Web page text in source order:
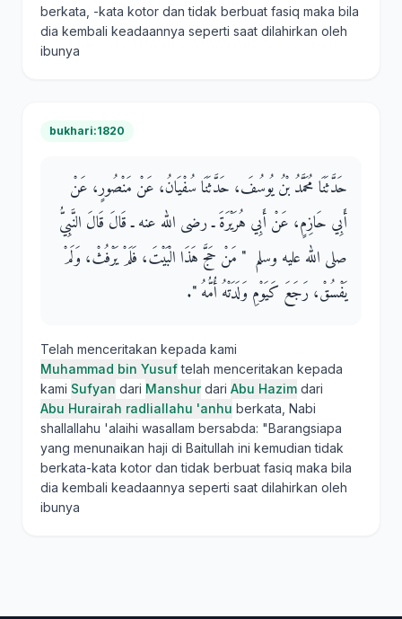
berkata, -kata kotor dan tidak berbuat fasiq maka bila
dia kembali keadaannya seperti saat dilahirkan oleh
ibunya
bukhari:1820
حَدَّثَنَا مُحَمَّدُ بْنُ يُوسُفَ، حَدَّثَنَا سُفْيَانُ، عَنْ مَنْصُورٍ، عَنْ
أَبِي حَازِمٍ، عَنْ أَبِي هُرَيْرَةَ ـ رضى الله عنه ـ قَالَ قَالَ النَّبِيُّ
صلى الله عليه وسلم ‏ "‏ مَنْ حَجَّ هَذَا الْبَيْتَ، فَلَمْ يَرْفُثْ، وَلَمْ
يَفْسُقْ، رَجَعَ كَيَوْمِ وَلَدَتْهُ أُمُّهُ ‏"‏‏.‏
Telah menceritakan kepada kami
Muhammad bin Yusuftelah menceritakan kepada
kami Sufyan dari Manshurdari Abu Hazim dari
Abu Hurairah radliallahu 'anhu berkata, Nabi
shallallahu 'alaihi wasallam bersabda: "Barangsiapa
yang menunaikan haji di Baitullah ini kemudian tidak
berkata-kata kotor dan tidak berbuat fasiq maka bila
dia kembali keadaannya seperti saat dilahirkan oleh
ibunya